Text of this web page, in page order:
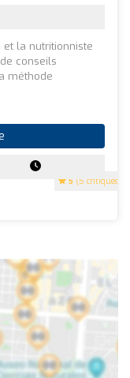
5 (5 critiques)
et la nutritionniste
conseils
méthode